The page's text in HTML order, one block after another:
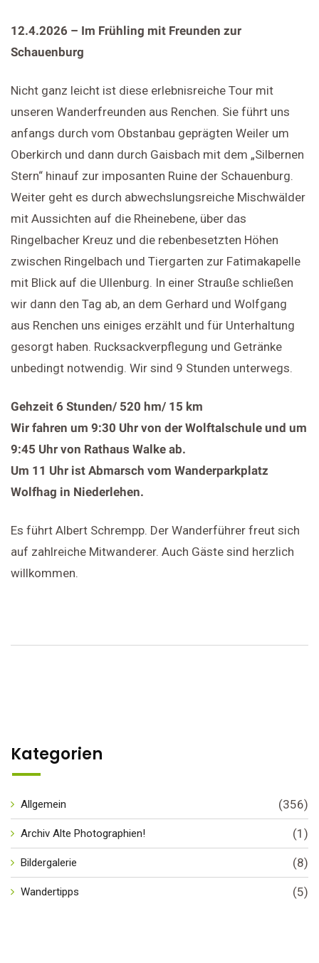
12.4.2026 – Im Frühling mit Freunden zur
Schauenburg
Nicht ganz leicht ist diese erlebnisreiche Tour mit
unseren Wanderfreunden aus Renchen. Sie führt uns
anfangs durch vom Obstanbau geprägten Weiler um
Oberkirch und dann durch Gaisbach mit dem „Silbernen
Stern“ hinauf zur imposanten Ruine der Schauenburg.
Weiter geht es durch abwechslungsreiche Mischwälder
mit Aussichten auf die Rheinebene, über das
Ringelbacher Kreuz und die rebenbesetzten Höhen
zwischen Ringelbach und Tiergarten zur Fatimakapelle
mit Blick auf die Ullenburg. In einer Strauße schließen
wir dann den Tag ab, an dem Gerhard und Wolfgang
aus Renchen uns einiges erzählt und für Unterhaltung
gesorgt haben. Rucksackverpflegung und Getränke
unbedingt notwendig. Wir sind 9 Stunden unterwegs.
Gehzeit 6 Stunden/ 520 hm/ 15 km
Wir fahren um 9:30 Uhr von der Wolftalschule und um
9:45 Uhr von Rathaus Walke ab.
Um 11 Uhr ist Abmarsch vom Wanderparkplatz
Wolfhag in Niederlehen.
Es führt Albert Schrempp. Der Wanderführer freut sich
auf zahlreiche Mitwanderer. Auch Gäste sind herzlich
willkommen.
Kategorien
Allgemein (356)
Archiv Alte Photographien! (1)
Bildergalerie (8)
Wandertipps (5)